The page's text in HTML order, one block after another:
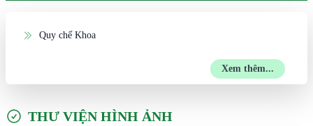
Quy chế Khoa
Xem thêm...
THƯ VIỆN HÌNH ẢNH